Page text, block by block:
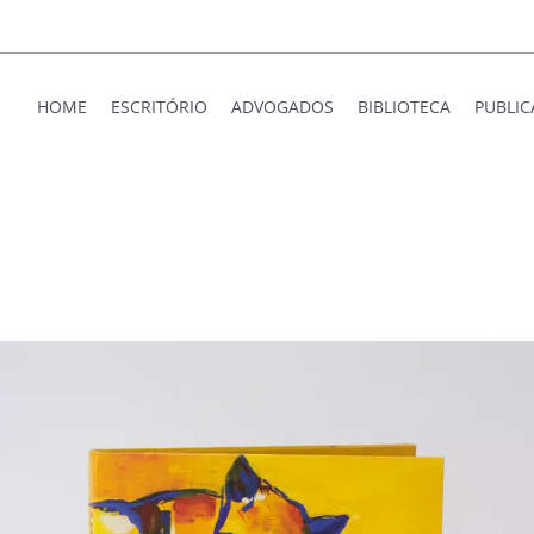
HOME ESCRITÓRIO ADVOGADOS BIBLIOTECA